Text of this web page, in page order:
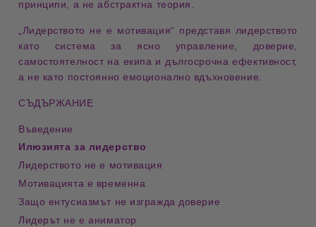
принципи, а не абстрактна теория.
„Лидерството не е мотивация“ представя лидерството
като система за ясно управление доверие
самостоятелност на екипа и дългосрочна ефективност,
а не като постоянно емоционално вдъхновение.
СЪДЪРЖАНИЕ
Въведение
Илюзията за лидерство
Лидерството не е мотивация
Мотивацията е временна
Защо ентусиазмът не изгражда доверие
Лидерът не е аниматор